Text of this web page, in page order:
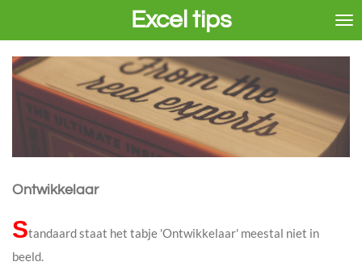
de
hoofdinhoud
Excel tips
Ontwikkelaar
Standaard staat het tabje 'Ontwikkelaar' meestal niet in
beeld.